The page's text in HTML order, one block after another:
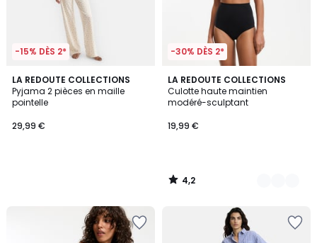
-15% DÈS 2*
LA REDOUTE COLLECTIONS
Pyjama 2 pièces en maille
pointelle
29,99 €
-30% DÈS 2*
LA REDOUTE COLLECTIONS
Culotte haute maintien
modéré-sculptant
19,99 €
4,2
/ 5
2
Couleurs
4,2
/